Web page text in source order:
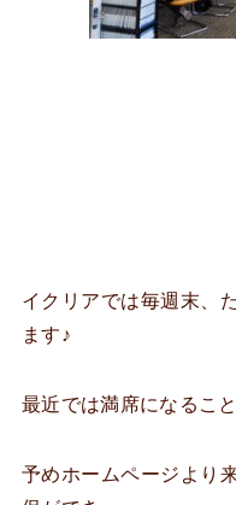
イクリアでは毎週末、
ます♪
最近では満席になるこ
予めホームページより